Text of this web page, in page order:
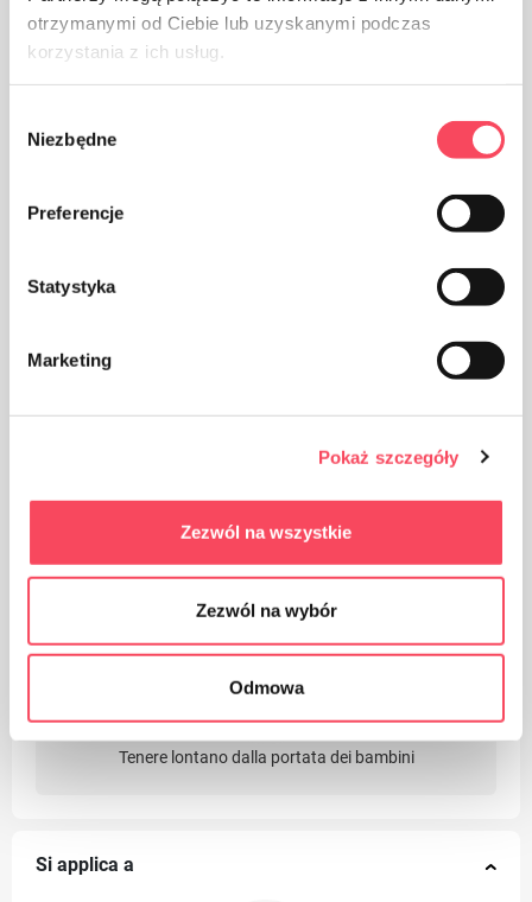
otrzymanymi od Ciebie lub uzyskanymi podczas
korzystania z ich usług.
zgody
Niezbędne
Preferencje
Statystyka
Marketing
Pokaż szczegóły
Zezwól na wszystkie
Zezwól na wybór
Odmowa
Cura della pulizia, gettare l'imballaggio del prodotto
Adatto per il riciclaggio
Tenere lontano dalla portata dei bambini
Si applica a